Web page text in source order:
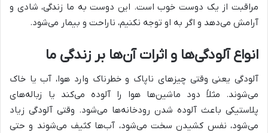
مراقبت از یک دوست خوب است. این دوست به ما زندگی، شادی و
آرامش می‌دهد و اگر به او توجه نکنیم، ناراحت و بیمار می‌شود.
انواع آلودگی‌ها و اثرات آن‌ها بر زندگی ما
آلودگی یعنی وقتی چیزهای ناپاک و خطرناک وارد هوا، آب یا خاک
می‌شوند. مثلاً دود ماشین‌ها هوا را آلوده می‌کند یا زباله‌های
پلاستیکی باعث آلوده شدن رودخانه‌ها می‌شود. وقتی آلودگی زیاد
می‌شود، نفس کشیدن سخت می‌شود، آب‌ها کثیف می‌شوند و حتی